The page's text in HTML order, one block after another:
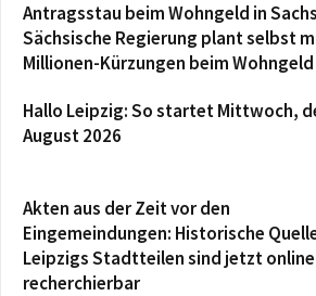
Antragsstau beim Wohngeld in
Sächsische Regierung plant selbst
Millionen-Kürzungen beim Wohngeld
Hallo Leipzig: So startet Mittwoch,
August 2026
Akten aus der Zeit vor den
Eingemeindungen: Historische
Leipzigs Stadtteilen sind jetzt online
recherchierbar